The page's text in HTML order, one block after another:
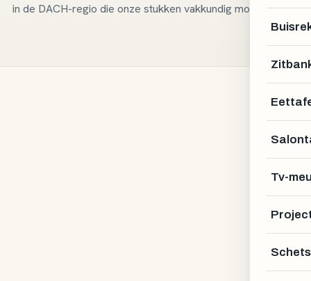
Tv-
in de DACH-regio die onze stukken vakkundig monteren.